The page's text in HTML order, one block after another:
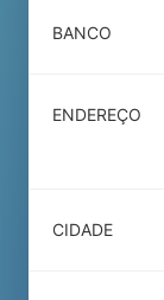
BANCO
ENDEREÇO
CIDADE